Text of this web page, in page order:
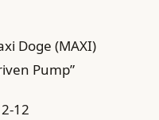
Doge (MAXI)
Pump”
12